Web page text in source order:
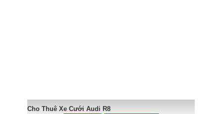
Cho Thuê Xe Cưới Audi R8